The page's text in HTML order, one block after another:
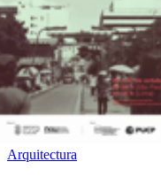
Arquitectura